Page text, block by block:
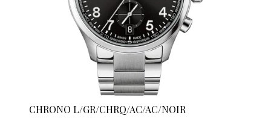
CHRONO L/GR/CHRQ/AC/AC/NOIR